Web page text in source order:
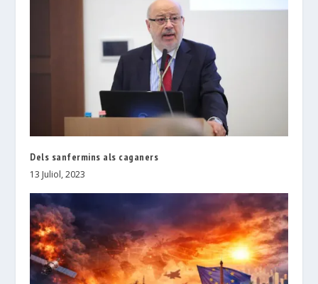
Dels sanfermins als caganers
13 Juliol, 2023